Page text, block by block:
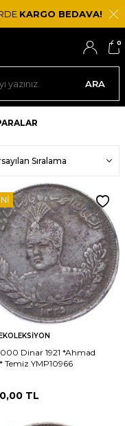
KARGO BEDAVA!
ARA
0
Dinar 1921 *Ahmad
Temiz YMP10966
TL